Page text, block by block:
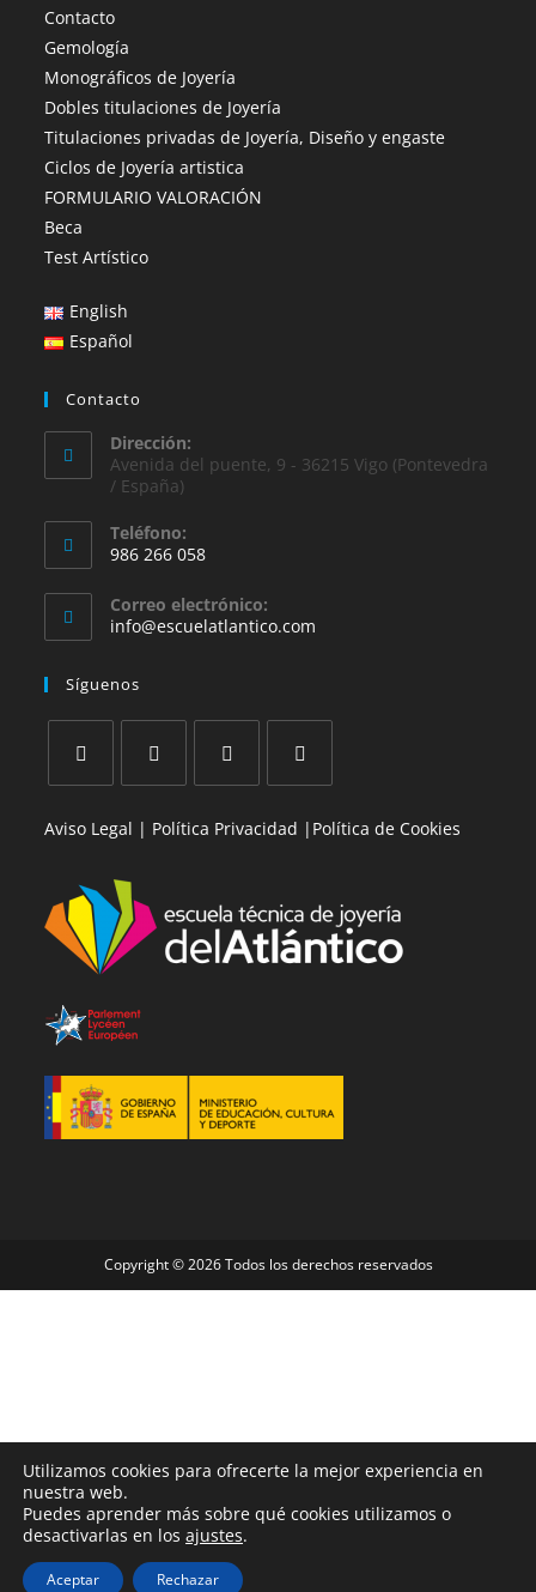
Contacto
Gemología
Monográficos de Joyería
Dobles titulaciones de Joyería
Titulaciones privadas de Joyería, Diseño y engaste
Ciclos de Joyería artistica
FORMULARIO VALORACIÓN
Beca
Test Artístico
English
Español
Contacto
Dirección:
Avenida del puente, 9 - 36215 Vigo (Pontevedra
/ España)
Teléfono:
986 266 058
abre
en
Correo electrónico:
info@escuelatlantico.com
Síguenos
abre
nueva
pestaña
abre
una
nueva
pestaña
abre
nueva
pestaña
abre
nueva
pestaña
Aviso Legal | Política Privacidad | Política de Cookies
Copyright © 2026 Todos los derechos reservados
Utilizamos cookies para ofrecerte la mejor experiencia en
nuestra web.
Puedes aprender más sobre qué cookies utilizamos o
desactivarlas en los ajustes.
Aceptar Rechazar